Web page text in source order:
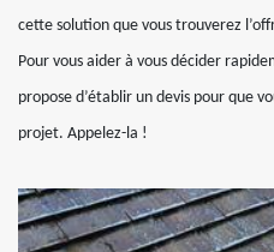
cette solution que vous trouverez
Pour vous aider à vous décider
propose d’établir un devis pour que
projet. Appelez-la !